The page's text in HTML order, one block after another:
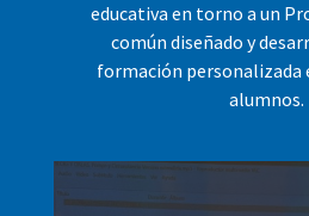
educativa en torno a un
común diseñado y
formación personalizada
alumnos.